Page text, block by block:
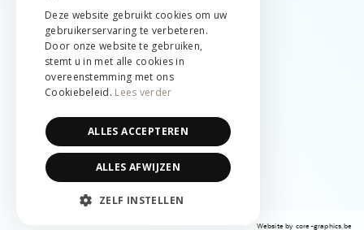
Taal
English
Nederlands
Français
Juridisch
Cookies & privacy
Algemene voorwaarden
Website by core-graphics.be
FRANÇAIS
Deze website gebruikt cookies om uw
gebruikerservaring te verbeteren.
Door onze website te gebruiken,
stemt u in met alle cookies in
overeenstemming met ons
Cookiebeleid. Lees verder
ALLES ACCEPTEREN
ALLES AFWIJZEN
ZELF INSTELLEN